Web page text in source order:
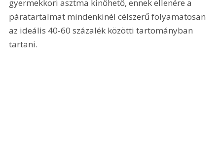
gyermekkori asztma kinőhető, ennek ellenére a
páratartalmat mindenkinél célszerű folyamatosan
az ideális 40-60 százalék közötti tartományban
tartani.